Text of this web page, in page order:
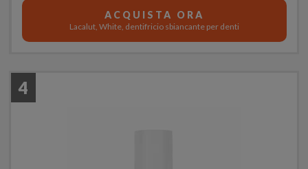
ACQUISTA ORA
Lacalut, White, dentifricio sbiancante per denti
4